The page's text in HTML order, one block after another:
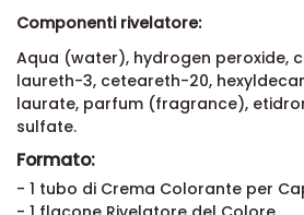
Componenti rivelatore:
Aqua (water), hydrogen peroxide,
laureth-3, ceteareth-20,
laurate, parfum (fragrance),
sulfate.
Formato:
- 1 tubo di Crema Colorante per